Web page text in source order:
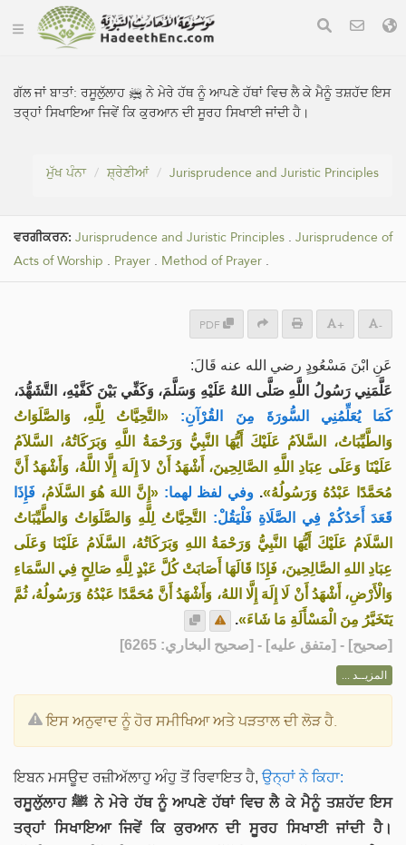
ਗੱਲ ਜਾਂ ਬਾਤਾਂ:ਰਸੂਲੁੱਲਾਹ ﷺ ਨੇ ਮੇਰੇ ਹੱਥ ਨੂੰ ਆਪਣੇ ਹੱਥਾਂ ਵਿਚ ਲੈ ਕੇ ਮੈਨੂੰ ਤਸ਼ਹੱਦ ਇਸ
ਤਰ੍ਹਾਂ ਸਿਖਾਇਆ ਜਿਵੇਂ ਕਿ ਕੁਰਆਨ ਦੀ ਸੂਰਹ ਸਿਖਾਈ ਜਾਂਦੀ ਹੈ।
ਮੁੱਖ ਪੰਨਾ ਸ਼੍ਰੇਣੀਆਂ Jurisprudence and Juristic Principles
ਵਰਗੀਕਰਨ: Jurisprudence and Juristic Principles . Jurisprudence of
Acts of Worship . Prayer . Method of Prayer .
PDF + -
عَنِ ابْنَ مَسْعُودٍ رضي الله عنه قَالَ:
عَلَّمَنِي رَسُولُ اللَّهِ صَلَّى اللهُ عَلَيْهِ وَسَلَّمَ، وَكَفِّي بَيْنَ كَفَّيْهِ، التَّشَهُّدَ،
كَمَا يُعَلِّمُنِي السُّورَةَ مِنَ القُرْآنِ:
«التَّحِيَّاتُ لِلَّهِ، وَالصَّلَوَاتُ
وَالطَّيِّبَاتُ، السَّلاَمُ عَلَيْكَ أَيُّهَا النَّبِيُّ وَرَحْمَةُ اللَّهِ وَبَرَكَاتُهُ، السَّلاَمُ
عَلَيْنَا وَعَلَى عِبَادِ اللَّهِ الصَّالِحِينَ، أَشْهَدُ أَنْ لاَ إِلَهَ إِلَّا اللَّهُ، وَأَشْهَدُ أَنَّ
مُحَمَّدًا عَبْدُهُ وَرَسُولُهُ». وفي لفظ لهما: «إِنَّ اللهَ هُوَ السَّلَامُ، فَإِذَا
قَعَدَ أَحَدُكُمْ فِي الصَّلَاةِ فَلْيَقُلْ: التَّحِيَّاتُ لِلَّهِ وَالصَّلَوَاتُ وَالطَّيِّبَاتُ
السَّلَامُ عَلَيْكَ أَيُّهَا النَّبِيُّ وَرَحْمَةُ اللهِ وَبَرَكَاتُهُ، السَّلَامُ عَلَيْنَا وَعَلَى
عِبَادِ اللهِ الصَّالِحِينَ، فَإِذَا قَالَهَا أَصَابَتْ كُلَّ عَبْدٍ لِلَّهِ صَالِحٍ فِي السَّمَاءِ
وَالْأَرْضِ، أَشْهَدُ أَنْ لَا إِلَهَ إِلَّا اللهُ، وَأَشْهَدُ أَنَّ مُحَمَّدًا عَبْدُهُ وَرَسُولُهُ، ثُمَّ
يَتَخَيَّرُ مِنَ الْمَسْأَلَةِ مَا شَاءَ».
[صحيح] - [متفق عليه] - [صحيح البخاري: 6265]
المزيــد ...
ਇਸ ਅਨੁਵਾਦ ਨੂੰ ਹੋਰ ਸਮੀਖਿਆ ਅਤੇ ਪੜਤਾਲ ਦੀ ਲੋੜ ਹੈ.
ਇਬਨ ਮਸਊਦ ਰਜ਼ੀਅੱਲਾਹੁ ਅੰਹੁ ਤੋਂ ਰਿਵਾਇਤ ਹੈ, ਉਨ੍ਹਾਂ ਨੇ ਕਿਹਾ:
ਰਸੂਲੁੱਲਾਹ ﷺ ਨੇ ਮੇਰੇ ਹੱਥ ਨੂੰ ਆਪਣੇ ਹੱਥਾਂ ਵਿਚ ਲੈ ਕੇ ਮੈਨੂੰ ਤਸ਼ਹੱਦ ਇਸ
ਤਰ੍ਹਾਂ ਸਿਖਾਇਆ ਜਿਵੇਂ ਕਿ ਕੁਰਆਨ ਦੀ ਸੂਰਹ ਸਿਖਾਈ ਜਾਂਦੀ ਹੈ।